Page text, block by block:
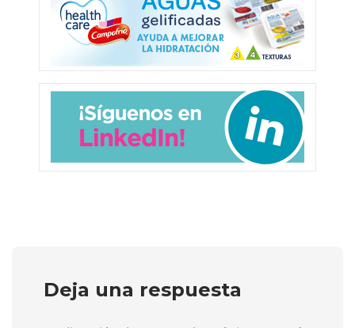
Deja una respuesta